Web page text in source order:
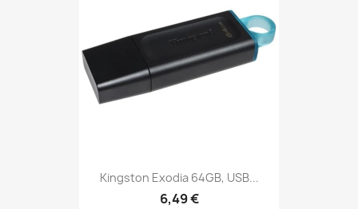
Kingston Exodia 64GB, USB...
6,49 €